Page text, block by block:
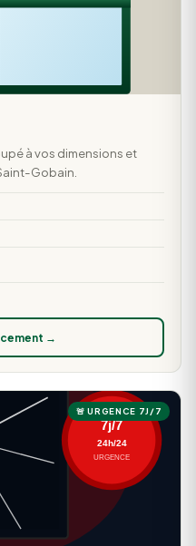
à vos dimensions et
Gobain.
→
🚨 URGENCE 7J/7